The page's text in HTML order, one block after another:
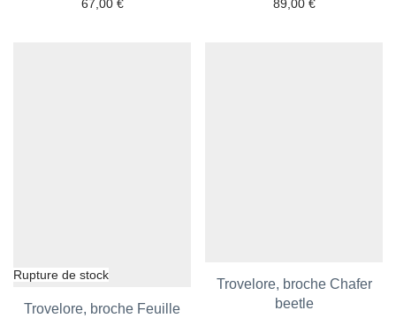
67,00 € 89,00 €
Trovelore, broche Feuille
Trovelore, broche Chafer
beetle
Ajouter aux favoris